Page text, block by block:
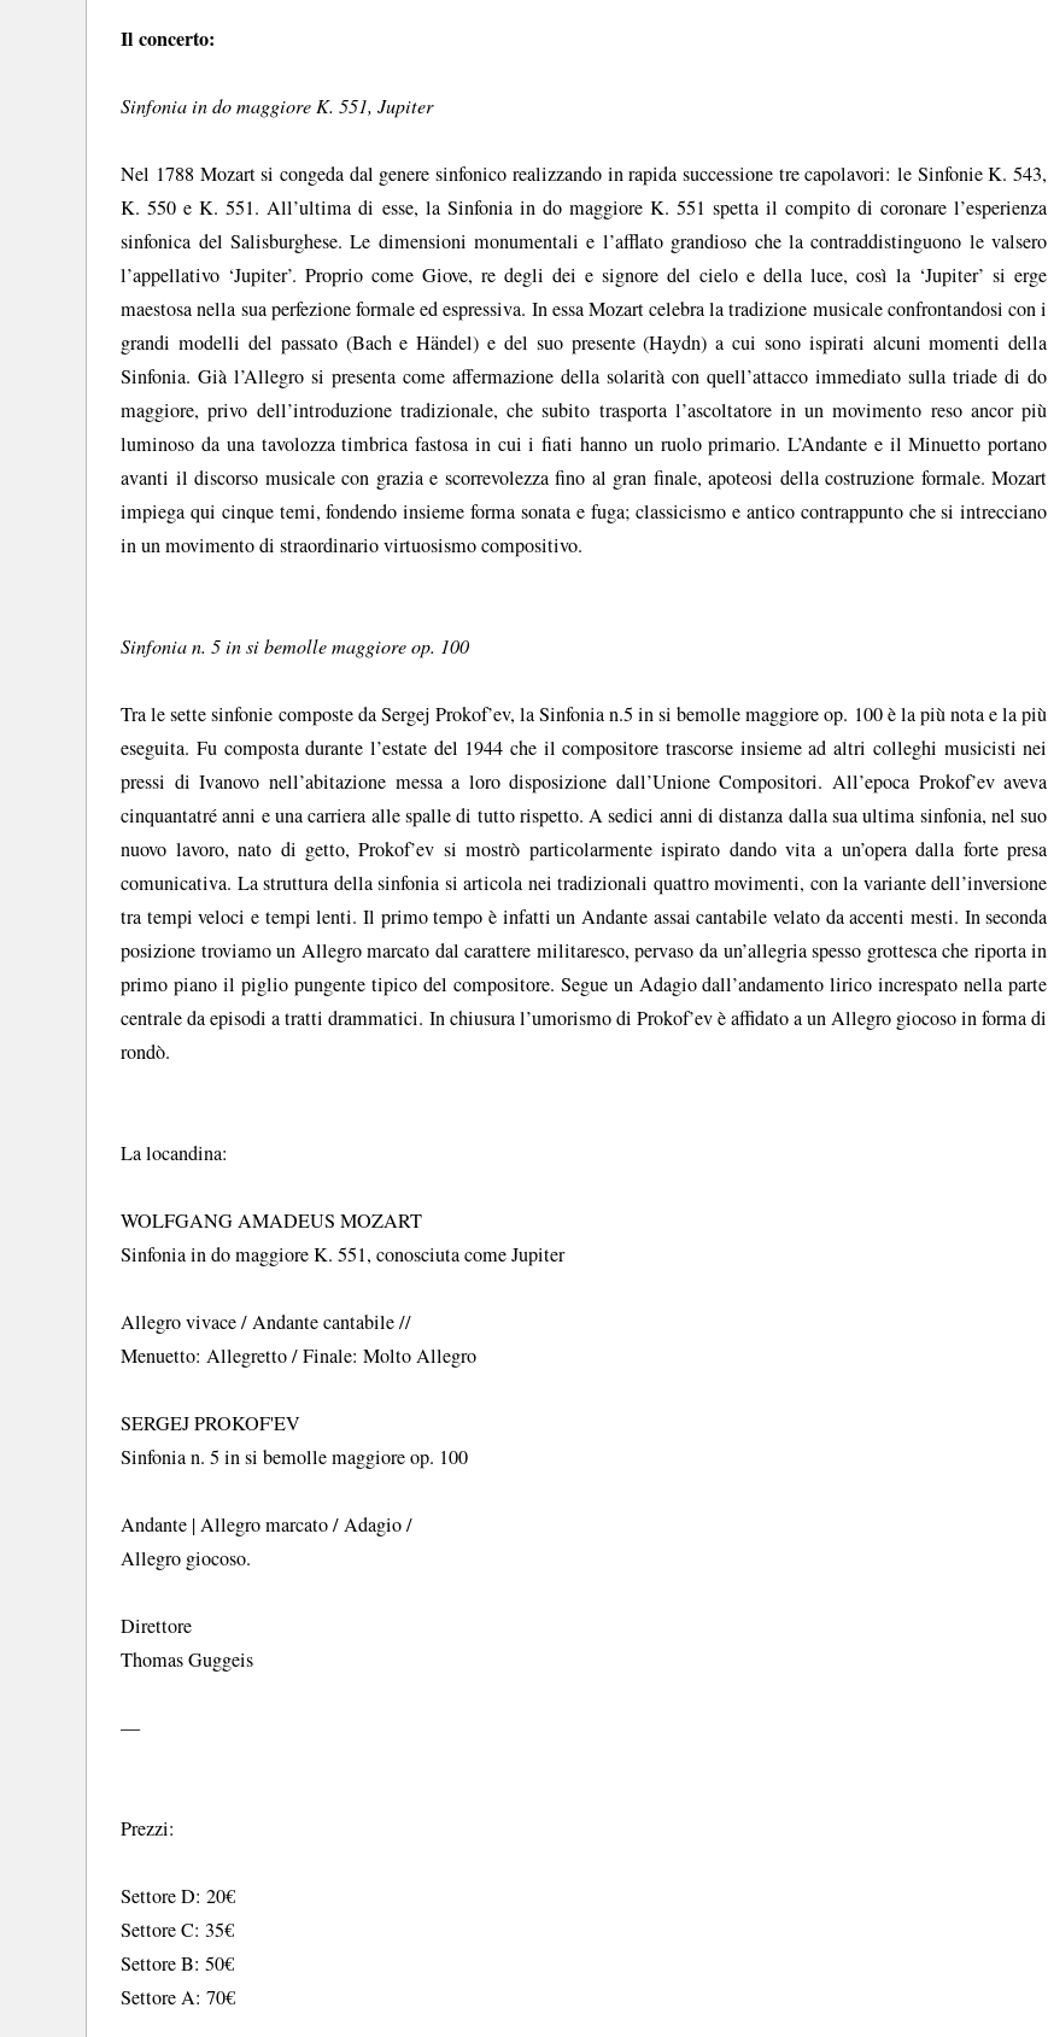
Il concerto:
Sinfonia in do maggiore K. 551, Jupiter
Nel 1788 Mozart si congeda dal genere sinfonico realizzando in rapida successione tre capolavori: le Sinfonie K. 543,
K. 550 e K. 551. All’ultima di esse, la Sinfonia in do maggiore K. 551 spetta il compito di coronare l’esperienza
sinfonica del Salisburghese. Le dimensioni monumentali e l’afflato grandioso che la contraddistinguono le valsero
l’appellativo ‘Jupiter’. Proprio come Giove, re degli dei e signore del cielo e della luce, così la ‘Jupiter’ si erge
maestosa nella sua perfezione formale ed espressiva. In essa Mozart celebra la tradizione musicale confrontandosi con i
grandi modelli del passato (Bach e Händel) e del suo presente (Haydn) a cui sono ispirati alcuni momenti della
Sinfonia. Già l’Allegro si presenta come affermazione della solarità con quell’attacco immediato sulla triade di do
maggiore, privo dell’introduzione tradizionale, che subito trasporta l’ascoltatore in un movimento reso ancor più
luminoso da una tavolozza timbrica fastosa in cui i fiati hanno un ruolo primario. L’Andante e il Minuetto portano
avanti il discorso musicale con grazia e scorrevolezza fino al gran finale, apoteosi della costruzione formale. Mozart
impiega qui cinque temi, fondendo insieme forma sonata e fuga; classicismo e antico contrappunto che si intrecciano
in un movimento di straordinario virtuosismo compositivo.
Sinfonia n. 5 in si bemolle maggiore op. 100
Tra le sette sinfonie composte da Sergej Prokof’ev, la Sinfonia n.5 in si bemolle maggiore op. 100 è la più nota e la più
eseguita. Fu composta durante l’estate del 1944 che il compositore trascorse insieme ad altri colleghi musicisti nei
pressi di Ivanovo nell’abitazione messa a loro disposizione dall’Unione Compositori. All’epoca Prokof’ev aveva
cinquantatré anni e una carriera alle spalle di tutto rispetto. A sedici anni di distanza dalla sua ultima sinfonia, nel suo
nuovo lavoro, nato di getto, Prokof’ev si mostrò particolarmente ispirato dando vita a un’opera dalla forte presa
comunicativa. La struttura della sinfonia si articola nei tradizionali quattro movimenti, con la variante dell’inversione
tra tempi veloci e tempi lenti. Il primo tempo è infatti un Andante assai cantabile velato da accenti mesti. In seconda
posizione troviamo un Allegro marcato dal carattere militaresco, pervaso da un’allegria spesso grottesca che riporta in
primo piano il piglio pungente tipico del compositore. Segue un Adagio dall’andamento lirico increspato nella parte
centrale da episodi a tratti drammatici. In chiusura l’umorismo di Prokof’ev è affidato a un Allegro giocoso in forma di
rondò.
La locandina:
WOLFGANG AMADEUS MOZART
Sinfonia in do maggiore K. 551, conosciuta come Jupiter
Allegro vivace / Andante cantabile //
Menuetto: Allegretto / Finale: Molto Allegro
SERGEJ PROKOF'EV
Sinfonia n. 5 in si bemolle maggiore op. 100
Andante | Allegro marcato / Adagio /
Allegro giocoso.
Direttore
Thomas Guggeis
—
Prezzi:
Settore D: 20€
Settore C: 35€
Settore B: 50€
Settore A: 70€